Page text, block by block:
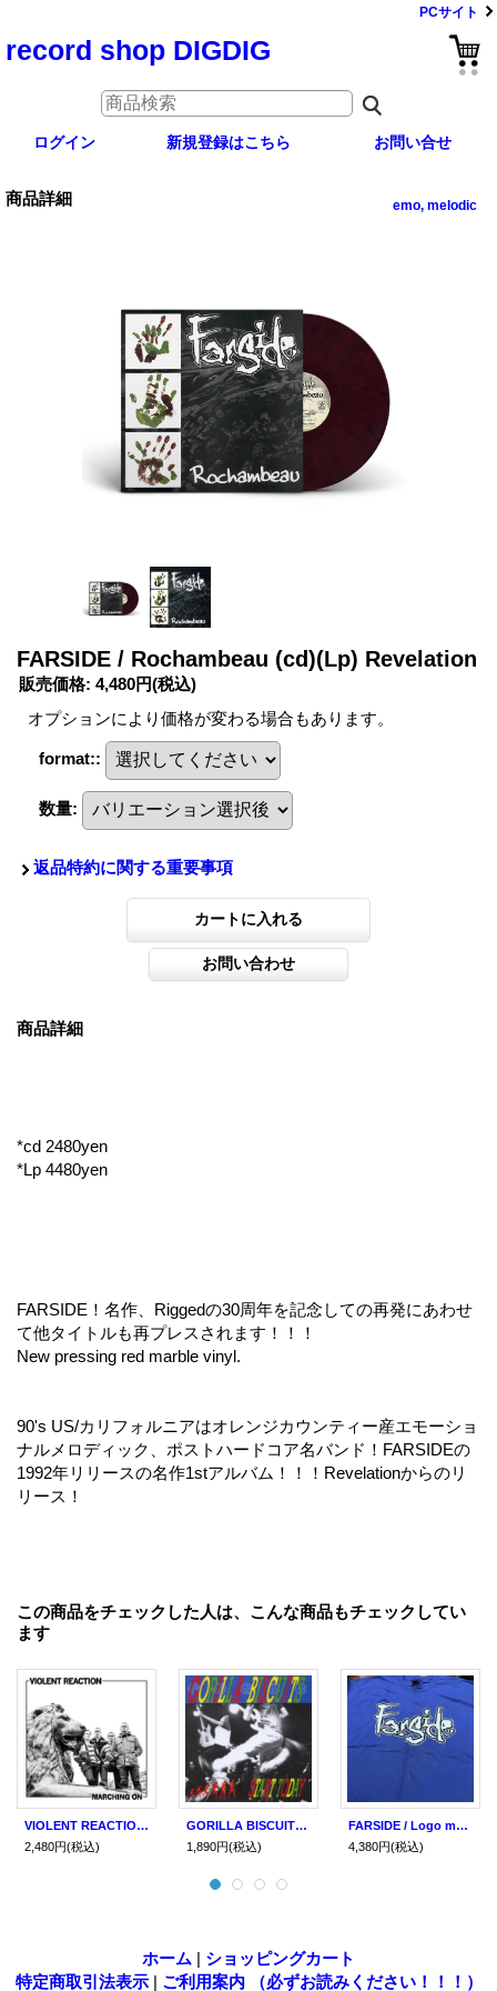
PCサイト
record shop DIGDIG
ログイン 新規登録はこちら お問い合せ
商品詳細 emo, melodic
FARSIDE / Rochambeau (cd)(Lp) Revelation
販売価格: 4,480円(税込)
オプションにより価格が変わる場合もあります。
format::
数量:
返品特約に関する重要事項
商品詳細
*cd 2480yen
*Lp 4480yen
FARSIDE！名作、Riggedの30周年を記念しての再発にあわせ
て他タイトルも再プレスされます！！！
New pressing red marble vinyl.
90's US/カリフォルニアはオレンジカウンティー産エモーショ
ナルメロディック、ポストハードコア名バンド！FARSIDEの
1992年リリースの名作1stアルバム！！！Revelationからのリ
リース！
この商品をチェックした人は、こんな商品もチェックしてい
ます
VIOLENT REACTION / Marching on (cd)(Lp)(tape) Revelation
2,480円(税込)
GORILLA BISCUITS / Start today (cd)(Lp)(tape) Revelation
1,890円(税込)
FARSIDE / Logo metro blue (t-shirt) Revelation
4,380円(税込)
ホーム | ショッピングカート
特定商取引法表示 | ご利用案内 （必ずお読みください！！！）